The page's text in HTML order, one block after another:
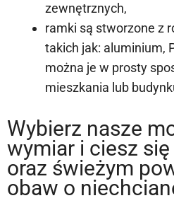
zewnętrznych,
ramki są stworzone z
takich jak: aluminium,
można je w prosty
mieszkania lub
Wybierz nasze
wymiar i ciesz
oraz świeżym
obaw o